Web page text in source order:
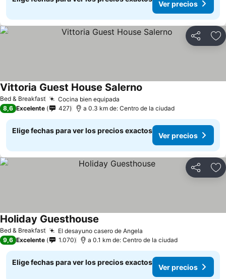
Ver precios
Compartir
Bed & Breakfast Cocina bien equipada
Vittoria Guest House Salerno
8,6 Excelente 427 a 0.3 km de: Centro de la ciudad
Elige fechas para ver los precios exactos
Ver precios
Compartir
Bed & Breakfast El desayuno casero de Angela
Holiday Guesthouse
9,6 Excelente 1.070 a 0.1 km de: Centro de la ciudad
Elige fechas para ver los precios exactos
Ver precios